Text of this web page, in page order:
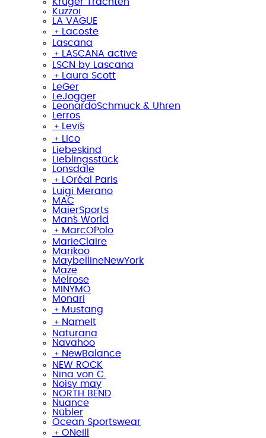
Kuzzoi
LA VAGUE
﹢
Lacoste
Lascana
﹢
LASCANA active
LSCN by Lascana
﹢
Laura Scott
LeGer
LeJogger
LeonardoSchmuck & Uhren
Lerros
﹢
Levi´s
﹢
Lico
Liebeskind
Lieblingsstück
Lonsdale
﹢
LOréal Paris
Luigi Merano
MAC
MaierSports
Man´s World
﹢ MarcO´Polo
MarieClaire
Marikoo
MaybellineNewYork
Maze
Melrose
MINYMO
Monari
﹢ Mustang
﹢ NameIt
Naturana
Navahoo
﹢ NewBalance
NEW ROCK
Nina von C.
Noisy may
NORTH BEND
Nuance
Nübler
Ocean Sportswear
﹢ ONeill